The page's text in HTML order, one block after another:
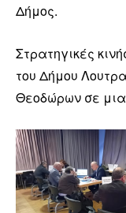
Δήμος.
Στρατηγικές
του Δήμου
Θεοδώρων σε μια